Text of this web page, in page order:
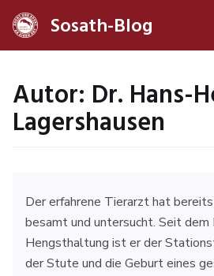
Sosath-Blog
Autor: Dr. Hans-
Lagershausen
Der erfahrene Tierarzt hat
besamt und untersucht. Seit dem
Hengsthaltung ist er der
der Stute und die Geburt eines